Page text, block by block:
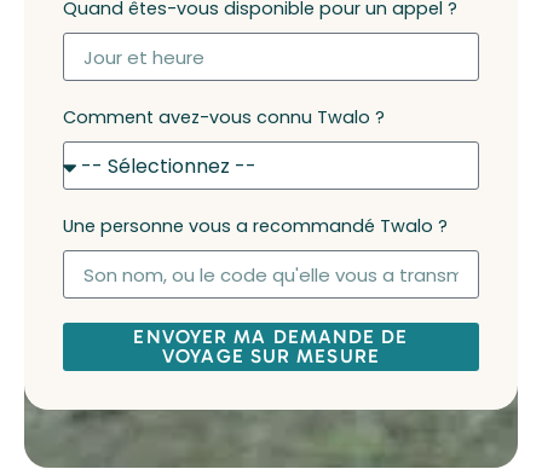
Quand êtes-vous disponible pour un appel ?
Comment avez-vous connu Twalo ?
Une personne vous a recommandé Twalo ?
ENVOYER MA DEMANDE DE
VOYAGE SUR MESURE